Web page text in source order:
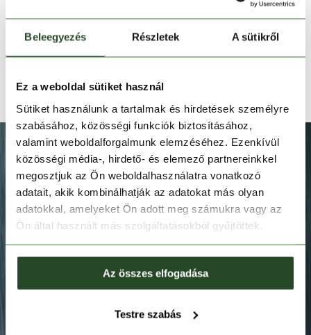
Beleegyezés Részletek A sütikről
Ez a weboldal sütiket használ
Sütiket használunk a tartalmak és hirdetések személyre
szabásához, közösségi funkciók biztosításához,
valamint weboldalforgalmunk elemzéséhez. Ezenkívül
közösségi média-, hirdető- és elemező partnereinkkel
megosztjuk az Ön weboldalhasználatra vonatkozó
adatait, akik kombinálhatják az adatokat más olyan
adatokkal, amelyeket Ön adott meg számukra vagy az
Ön által használt más szolgáltatásokból gyűjtöttek.
Az összes elfogadása
Testre szabás
TERMÉKLEÍRÁS
TERMÉK RÉSZLETEK
TECHNOLÓGIÁK